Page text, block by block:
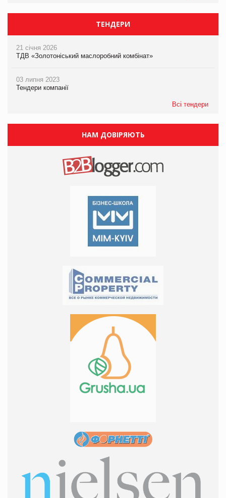
ТЕНДЕРИ
21 січня 2026
ТДВ «Золотоніський маслоробний комбінат»
03 липня 2023
Тендери компанії
Всі тендери
НАМ ДОВІРЯЮТЬ